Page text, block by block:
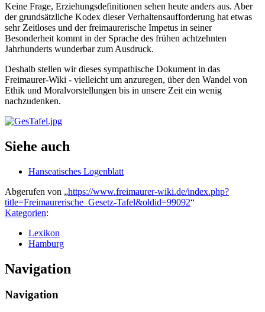
Keine Frage, Erziehungsdefinitionen sehen heute anders aus. Aber
der grundsätzliche Kodex dieser Verhaltensaufforderung hat etwas
sehr Zeitloses und der freimaurerische Impetus in seiner
Besonderheit kommt in der Sprache des frühen achtzehnten
Jahrhunderts wunderbar zum Ausdruck.
Deshalb stellen wir dieses sympathische Dokument in das
Freimaurer-Wiki - vielleicht um anzuregen, über den Wandel von
Ethik und Moralvorstellungen bis in unsere Zeit ein wenig
nachzudenken.
Siehe auch
Hanseatisches Logenblatt
Abgerufen von „https://www.freimaurer-wiki.de/index.php?
title=Freimaurerische_Gesetz-Tafel&oldid=99092“
Kategorien:
Lexikon
Hamburg
Navigation
Navigation